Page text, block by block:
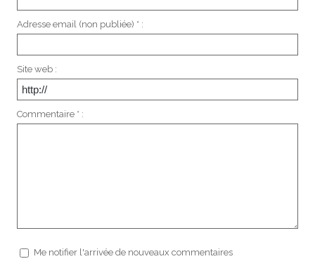
Adresse email (non publiée) * :
Site web :
Commentaire * :
Me notifier l'arrivée de nouveaux commentaires